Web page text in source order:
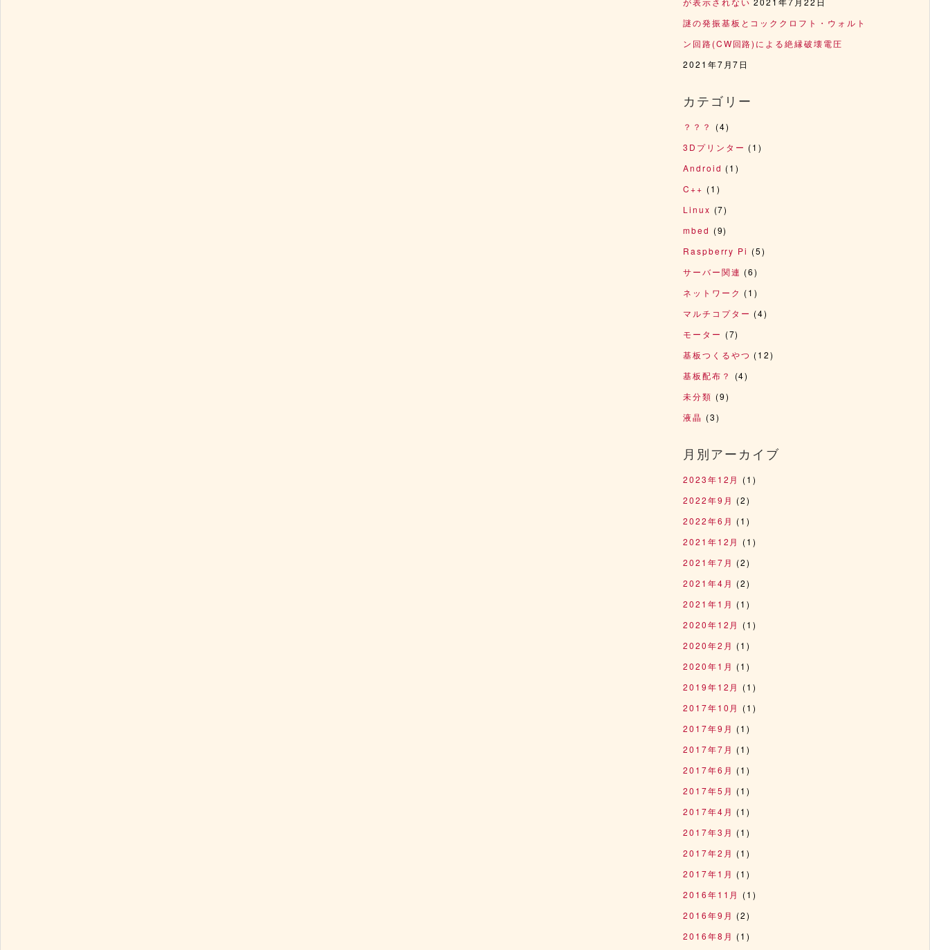
謎の発振基板とコッククロフト・ウォルト
ン回路(CW回路)による絶縁破壊電圧
2021年7月7日
カテゴリー
？？？
(4)
3Dプリンター (1)
Android (1)
C++ (1)
Linux (7)
mbed (9)
Raspberry Pi (5)
サーバー関連 (6)
ネットワーク (1)
マルチコプター (4)
モーター (7)
基板つくるやつ (12)
基板配布？
(4)
未分類 (9)
液晶 (3)
月別アーカイブ
2023年12月 (1)
2022年9月 (2)
2022年6月 (1)
2021年12月 (1)
2021年7月 (2)
2021年4月 (2)
2021年1月 (1)
2020年12月 (1)
2020年2月 (1)
2020年1月 (1)
2019年12月 (1)
2017年10月 (1)
2017年9月 (1)
2017年7月 (1)
2017年6月 (1)
2017年5月 (1)
2017年4月 (1)
2017年3月 (1)
2017年2月 (1)
2017年1月 (1)
2016年11月 (1)
2016年9月 (2)
2016年8月 (1)